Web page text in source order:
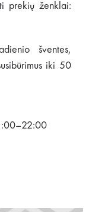
prekių ženklai:
šventes,
iki 50